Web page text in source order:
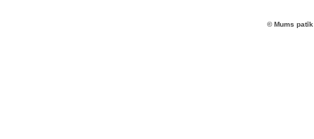
© Mums